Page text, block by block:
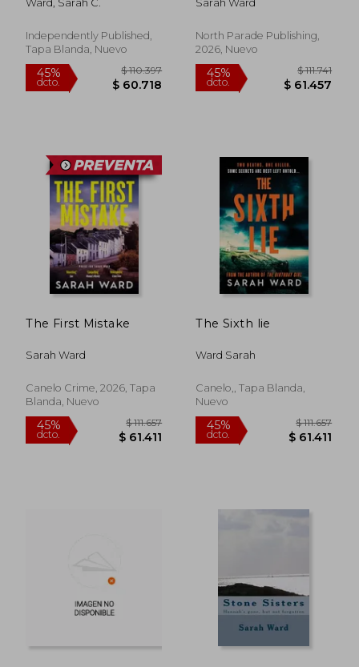
45%
dcto. $ 43.443
45%
dcto.
45% 45%
Individuals Exiting
Relationships (en
Inglés)
Ward, Sarah C.
Independently Published,
Tapa Blanda, Nuevo
Sarah Ward
North Parade Publishing,
2026, Nuevo
The First Mistake
Sarah Ward
Canelo Crime, 2026, Tapa
Blanda, Nuevo
The Sixth lie
Ward Sarah
Canelo,, Tapa Blanda,
Nuevo